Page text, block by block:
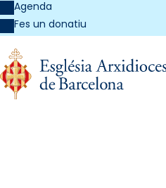
Agenda
Fes un donatiu